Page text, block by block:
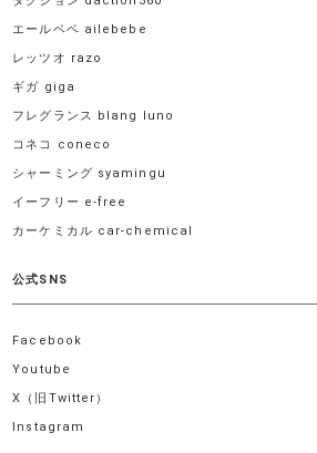
エールベベ ailebebe
レッツオ razo
ギガ giga
フレグランス blang luno
コネコ coneco
シャーミング syamingu
イーフリー e-free
カーケミカル car-chemical
公式SNS
Facebook
Youtube
X（旧Twitter）
Instagram